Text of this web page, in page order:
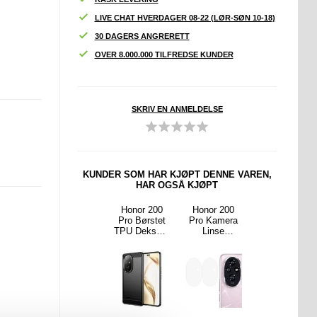
LIVE CHAT HVERDAGER 08-22 (LØR-SØN 10-18)
30 DAGERS ANGRERETT
OVER 8.000.000 TILFREDSE KUNDER
SKRIV EN ANMELDELSE
KUNDER SOM HAR KJØPT DENNE VAREN,
HAR OGSÅ KJØPT
Honor 200
Pro Børstet
TPU Deksel -
Svart
Honor 200
Pro Kamera
Linse
Herdet Glass
- 2 Stk.